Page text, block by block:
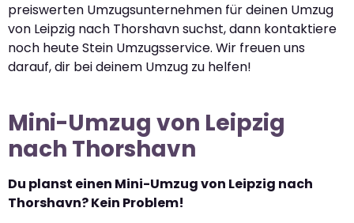
preiswerten Umzugsunternehmen für deinen Umzug
von Leipzig nach Thorshavn suchst, dann kontaktiere
noch heute Stein Umzugsservice. Wir freuen uns
darauf, dir bei deinem Umzug zu helfen!
Mini-Umzug von Leipzig
nach Thorshavn
Du planst einen Mini-Umzug von Leipzig nach
Thorshavn? Kein Problem!